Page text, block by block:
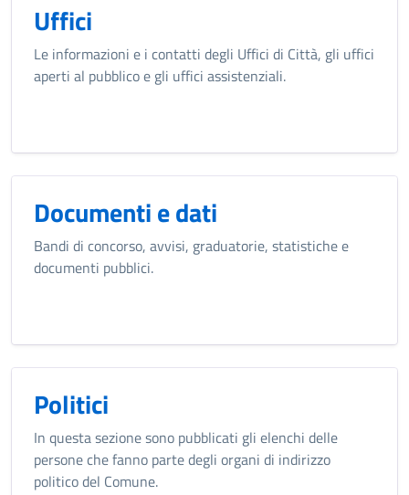
Uffici
Le informazioni e i contatti degli Uffici di Città, gli uffici
aperti al pubblico e gli uffici assistenziali.
Documenti e dati
Bandi di concorso, avvisi, graduatorie, statistiche e
documenti pubblici.
Politici
In questa sezione sono pubblicati gli elenchi delle
persone che fanno parte degli organi di indirizzo
politico del Comune.